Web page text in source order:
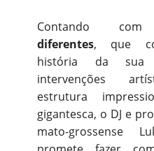
Contando
diferentes, que
história da sua
intervenções
estrutura
gigantesca, o DJ e
mato-grossense